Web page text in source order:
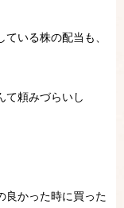
る株の配当も、
頼みづらいし
良かった時に買った